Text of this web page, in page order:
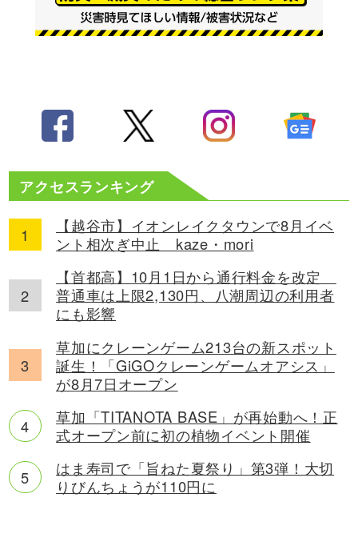
アクセスランキング
【越谷市】イオンレイクタウンで8月イベ
ント相次ぎ中止 kaze・mori
【首都高】10月1日から通行料金を改定
普通車は上限2,130円、八潮周辺の利用者
にも影響
草加にクレーンゲーム213台の新スポット
誕生！「GiGOクレーンゲームオアシス」
が8月7日オープン
草加「TITANOTA BASE」が再始動へ！正
式オープン前に初の植物イベント開催
はま寿司で「旨ねた夏祭り」第3弾！大切
りびんちょうが110円に